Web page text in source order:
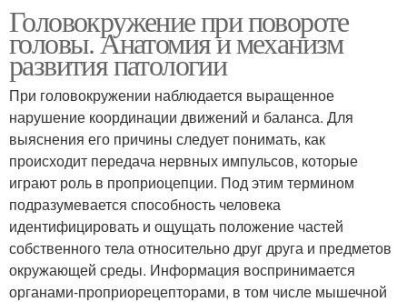
Головокружение при повороте
головы. Анатомия и механизм
развития патологии
При головокружении наблюдается выращенное
нарушение координации движений и баланса. Для
выяснения его причины следует понимать, как
происходит передача нервных импульсов, которые
играют роль в проприоцепции. Под этим термином
подразумевается способность человека
идентифицировать и ощущать положение частей
собственного тела относительно друг друга и предметов
окружающей среды. Информация воспринимается
органами-проприорецепторами, в том числе мышечной